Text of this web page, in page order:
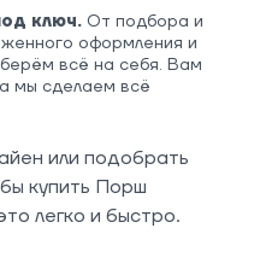
ключ. От подбора и
оформления и
всё на себя. Вам
мы сделаем всё
или подобрать
купить Порш
легко и быстро.